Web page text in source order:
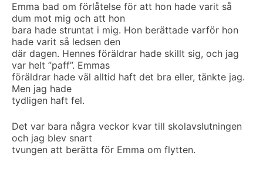
Emma bad om förlåtelse för att hon hade varit så
dum mot mig och att hon
bara hade struntat i mig. Hon berättade varför hon
hade varit så ledsen den
där dagen. Hennes föräldrar hade skillt sig, och jag
var helt ”paff”. Emmas
föräldrar hade väl alltid haft det bra eller, tänkte jag.
Men jag hade
tydligen haft fel.
Det var bara några veckor kvar till skolavslutningen
och jag blev snart
tvungen att berätta för Emma om flytten.